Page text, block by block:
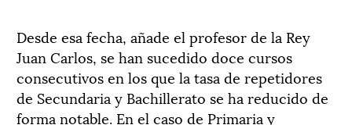
Desde esa fecha, añade el profesor de la Rey
Juan Carlos, se han sucedido doce cursos
consecutivos en los que la tasa de repetidores
de Secundaria y Bachillerato se ha reducido de
forma notable. En el caso de Primaria y